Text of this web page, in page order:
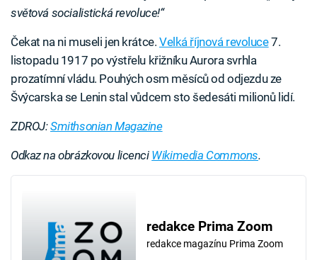
světová socialistická revoluce!“
Čekat na ni museli jen krátce. Velká říjnová revoluce7.
listopadu 1917 po výstřelu křižníku Aurora svrhla
prozatímní vládu. Pouhých osm měsíců od odjezdu ze
Švýcarska se Lenin stal vůdcem sto šedesáti milionů lidí.
ZDROJ:Smithsonian Magazine
Odkaz na obrázkovou licenci Wikimedia Commons.
redakce Prima Zoom
redakce magazínu Prima Zoom